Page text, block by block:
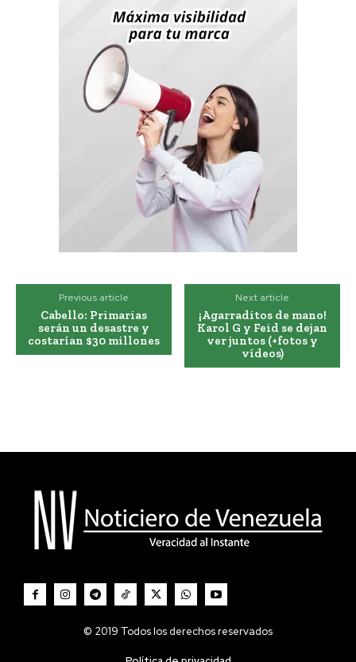
Previous article
Cabello: Primarias
serán un desastre y
costarían $30 millones
Next article
¡Agarraditos de mano!
Karol G y Feid se dejan
ver juntos (+fotos y
vídeos)
© 2019 Todos los derechos reservados